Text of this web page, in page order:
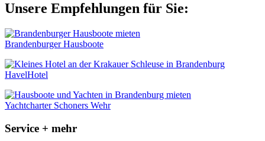
Unsere Empfehlungen für Sie:
Brandenburger Hausboote
HavelHotel
Yachtcharter Schoners Wehr
Service + mehr